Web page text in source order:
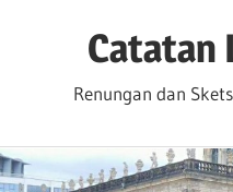
Catatan
Renungan dan